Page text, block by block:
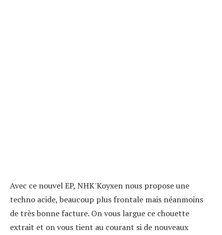
Avec ce nouvel EP, NHK'Koyxen nous propose une
techno acide, beaucoup plus frontale mais néanmoins
de très bonne facture. On vous largue ce chouette
extrait et on vous tient au courant si de nouveaux